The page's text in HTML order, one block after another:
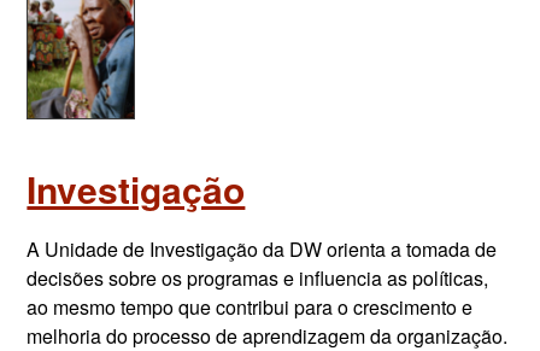
Investigação
A Unidade de Investigação da DW orienta a tomada de
decisões sobre os programas e influencia as políticas,
ao mesmo tempo que contribui para o crescimento e
melhoria do processo de aprendizagem da organização.